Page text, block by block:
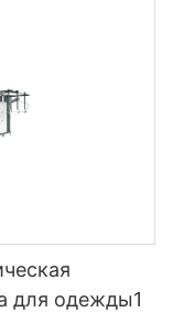
для одежды1